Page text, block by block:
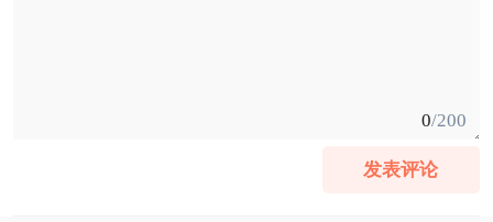
0/200
发表评论